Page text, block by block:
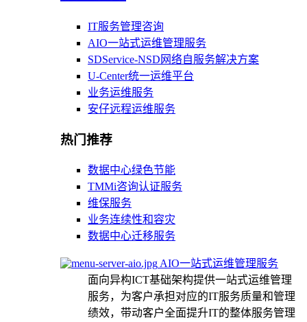
IT服务管理咨询
AIO一站式运维管理服务
SDService-NSD网络自服务解决方案
U-Center统一运维平台
业务运维服务
安仔远程运维服务
热门推荐
数据中心绿色节能
TMMi咨询认证服务
维保服务
业务连续性和容灾
数据中心迁移服务
AIO一站式运维管理服务
面向异构ICT基础架构提供一站式运维管理
服务，为客户承担对应的IT服务质量和管理
绩效，带动客户全面提升IT的整体服务管理